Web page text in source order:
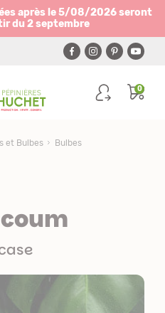
après le 5/08/2026 seront
du 2 septembre
0
et Bulbes Bulbes
coum